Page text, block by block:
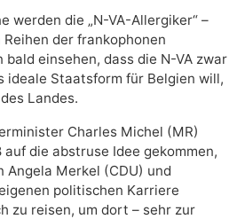
werden die „N-VA-Allergiker“ –
der frankophonen
bald einsehen, dass die N-VA zwar
ideale Staatsform für Belgien will,
Landes.
Charles Michel (MR)
auf die abstruse Idee gekommen,
Angela Merkel (CDU) und
politischen Karriere
zu reisen, um dort – sehr zur